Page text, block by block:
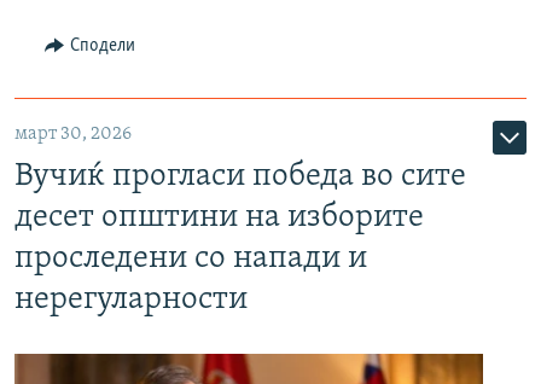
Сподели
март 30, 2026
Вучиќ прогласи победа во сите
десет општини на изборите
проследени со напади и
нерегуларности